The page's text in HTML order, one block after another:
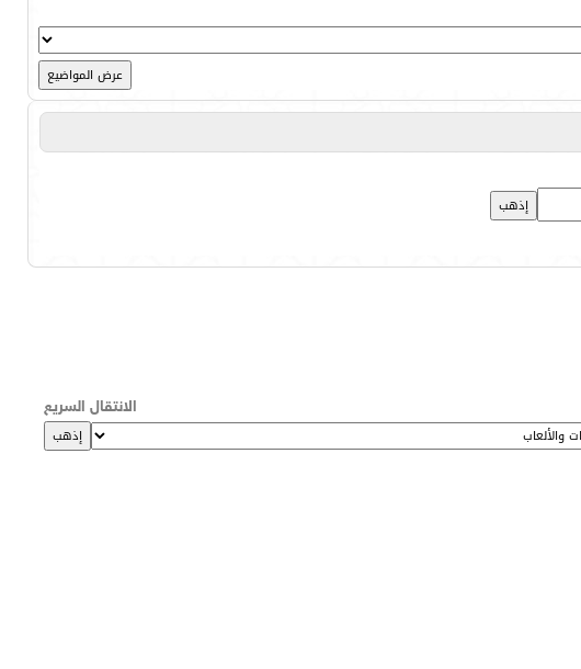
الانتقال السريع